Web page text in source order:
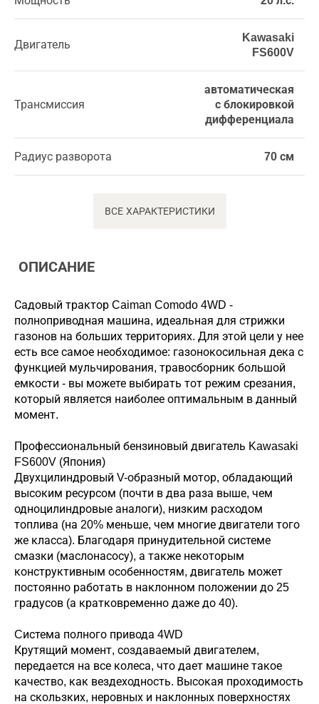
Двигатель
Kawasaki
FS600V
Трансмиссия
автоматическая
с блокировкой
дифференциала
Радиус разворота 70 см
ВСЕ ХАРАКТЕРИСТИКИ
ОПИСАНИЕ
Садовый трактор Caiman Comodo 4WD -
полноприводная машина, идеальная для стрижки
газонов на больших территориях. Для этой цели у нее
есть все самое необходимое: газонокосильная дека с
функцией мульчирования, травосборник большой
емкости - вы можете выбирать тот режим срезания,
который является наиболее оптимальным в данный
момент.
Профессиональный бензиновый двигатель Kawasaki
FS600V (Япония)
Двухцилиндровый V-образный мотор, обладающий
высоким ресурсом (почти в два раза выше, чем
одноцилиндровые аналоги), низким расходом
топлива (на 20% меньше, чем многие двигатели того
же класса). Благодаря принудительной системе
смазки (маслонасосу), а также некоторым
конструктивным особенностям, двигатель может
постоянно работать в наклонном положении до 25
градусов (а кратковременно даже до 40).
Cистема полного привода 4WD
Крутящий момент, создаваемый двигателем,
передается на все колеса, что дает машине такое
качество, как вездеходность. Высокая проходимость
на скользких, неровных и наклонных поверхностях